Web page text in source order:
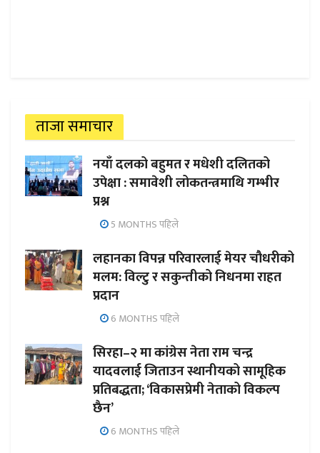
ताजा समाचार
नयाँ दलको बहुमत र मधेशी दलितको
उपेक्षा : समावेशी लोकतन्त्रमाथि गम्भीर
प्रश्न
5 MONTHS पहिले
लहानका विपन्न परिवारलाई मेयर चौधरीको
मलम: विल्टु र सकुन्तीको निधनमा राहत
प्रदान
6 MONTHS पहिले
सिरहा–२ मा कांग्रेस नेता राम चन्द्र
यादवलाई जिताउन स्थानीयको सामूहिक
प्रतिबद्धता; ‘विकासप्रेमी नेताको विकल्प
छैन’
6 MONTHS पहिले